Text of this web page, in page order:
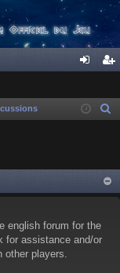
ne cri
r
english forum for the
for assistance and/or
other players.